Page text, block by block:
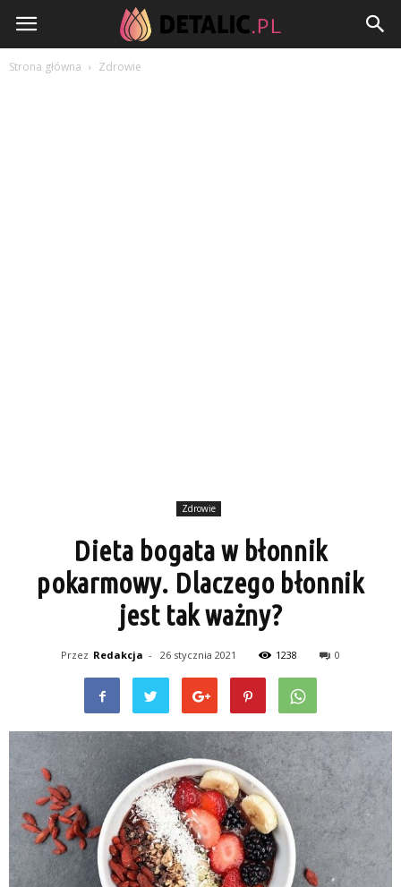
Detalic.pl
Strona główna Zdrowie
Zdrowie
Dieta bogata w błonnik
pokarmowy. Dlaczego błonnik
jest tak ważny?
Przez Redakcja - 26 stycznia 2021 1238 0